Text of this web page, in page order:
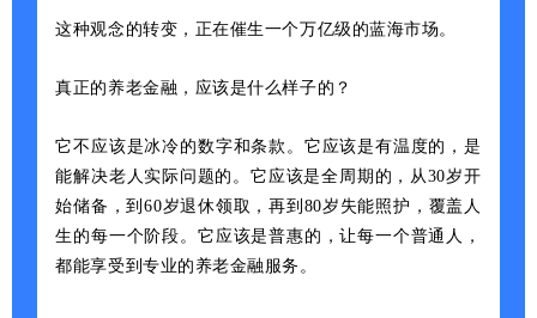
这种观念的转变，正在催生一个万亿级的蓝海市场。
真正的养老金融，应该是什么样子的？
它不应该是冰冷的数字和条款。它应该是有温度的，是
能解决老人实际问题的。它应该是全周期的，从30岁开
始储备，到60岁退休领取，再到80岁失能照护，覆盖人
生的每一个阶段。它应该是普惠的，让每一个普通人，
都能享受到专业的养老金融服务。